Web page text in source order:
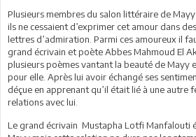
Plusieurs membres du salon littéraire de
ils ne cessaient d’exprimer cet amour dans
lettres d’admiration. Parmi ces amoureux il
grand écrivain et poète Abbes Mahmoud El
plusieurs poèmes vantant la beauté de Mayy
pour elle. Après lui avoir échangé ses
déçue en apprenant qu’il était lié à une autre
relations avec lui.
Le grand écrivain Mustapha Lotfi Manfalouti